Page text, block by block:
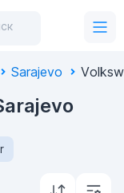
Sarajevo